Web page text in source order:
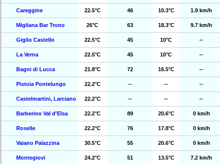
Careggine 22.5°C 46 10.3°C 1.9 km/h
Migliana Bar Trono 26°C 63 18.3°C 9.7 km/h
Giglio Castello 22.5°C 45 10°C --
La Verna 22.5°C 45 10°C --
Bagni di Lucca 21.8°C 72 16.5°C --
Pistoia Pontelungo 22.2°C -- -- --
Castelmartini, Larciano 22.2°C -- -- --
Barberino Val d'Elsa 22.2°C 89 20.6°C 0 km/h
Roselle 22.2°C 76 17.8°C 0 km/h
Vaiano Palazzina 30.5°C 55 20.6°C 0 km/h
Montegiovi 24.2°C 51 13.5°C 7.2 km/h